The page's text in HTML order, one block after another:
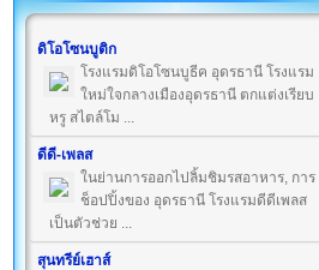
ดิโอโซนบูติก
โรงแรมดิโอโซนบูธีค อุดรธานี โรงแรม
ใหม่ใจกลางเมืองอุดรธานี ตกแต่งเรียบ
หรู สไตล์โม ...
ดีดี-เพลส
ในย่านการออกไปลิ้มชิมรสอาหาร, การ
ช็อปปิ้งของ อุดรธานี โรงแรมดีดีเพลส
เป็นตัวช่วย ...
สุนทรีย์เฮาส์